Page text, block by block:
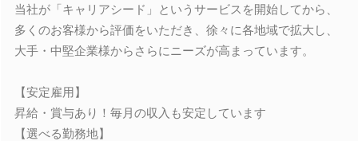
当社が「キャリアシード」というサービスを開始してから、
多くのお客様から評価をいただき、徐々に各地域で拡大し、
大手・中堅企業様からさらにニーズが高まっています。
【安定雇用】
昇給・賞与あり！毎月の収入も安定しています
【選べる勤務地】